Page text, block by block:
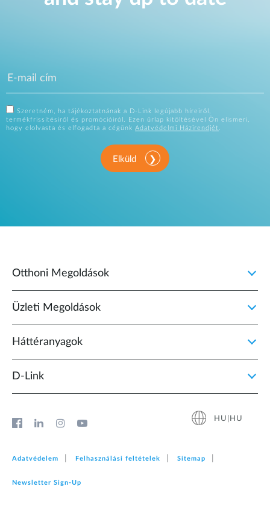
Szeretném, ha tájékoztatnának a D-Link legújabb híreiről,
termékfrissítésiről és promócióiról. Ezen űrlap kitöltésével Ön elismeri,
hogy elolvasta és elfogadta a cégünk Adatvédelmi Házirendjét.
Elküld
Otthoni Megoldások
Üzleti Megoldások
Háttéranyagok
D‑Link
HU|HU
Adatvédelem Felhasználási feltételek Sitemap
Newsletter Sign‑Up